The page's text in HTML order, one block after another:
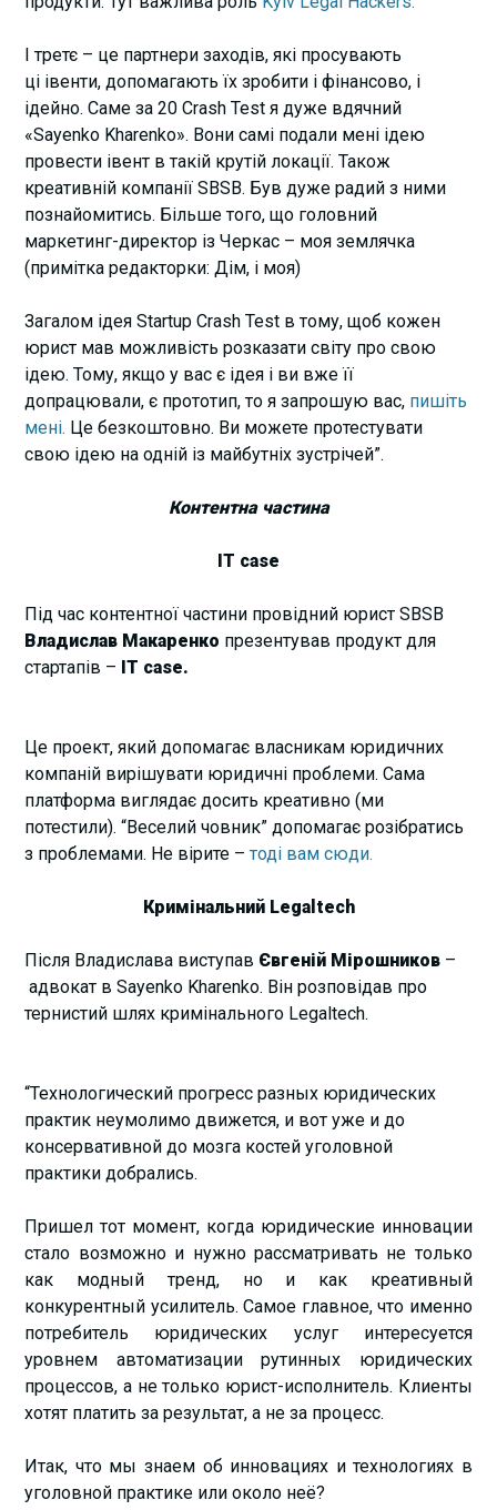
І третє – це партнери заходів, які просувають
ці івенти, допомагають їх зробити і фінансово, і
ідейно. Саме за 20 Crash Test я дуже вдячний
«Sayenko Kharenko». Вони самі подали мені ідею
провести івент в такій крутій локації. Також
креативній компанії SBSB. Був дуже радий з ними
познайомитись. Більше того, що головний
маркетинг-директор із Черкас – моя землячка
(примітка редакторки: Дім, і моя)
Загалом ідея Startup Crash Test в тому, щоб кожен
юрист мав можливість розказати світу про свою
ідею. Тому, якщо у вас є ідея і ви вже її
допрацювали, є прототип, то я запрошую вас, пишіть
мені. Це безкоштовно. Ви можете протестувати
свою ідею на одній із майбутніх зустрічей”.
Контентна частина
IT case
Під час контентної частини провідний юрист SBSB
Владислав Макаренко презентував продукт для
стартапів – IT case.
Це проект, який допомагає власникам юридичних
компаній вирішувати юридичні проблеми. Сама
платформа виглядає досить креативно (ми
потестили). “Веселий човник” допомагає розібратись
з проблемами. Не вірите –тоді вам сюди.
Кримінальний Legaltech
Після Владислава виступав Євгеній Мірошников –
адвокат в Sayenko Kharenko. Він розповідав про
тернистий шлях кримінального Legaltech.
“Технологический прогресс разных юридических
практик неумолимо движется, и вот уже и до
консервативной до мозга костей уголовной
практики добрались.
Пришел тот момент, когда юридические инновации
стало возможно и нужно рассматривать не только
как модный тренд, но и как креативный
конкурентный усилитель. Самое главное, что именно
потребитель юридических услуг интересуется
уровнем автоматизации рутинных юридических
процессов, а не только юрист-исполнитель. Клиенты
хотят платить за результат, а не за процесс.
Итак, что мы знаем об инновациях и технологиях в
уголовной практике или около неё?